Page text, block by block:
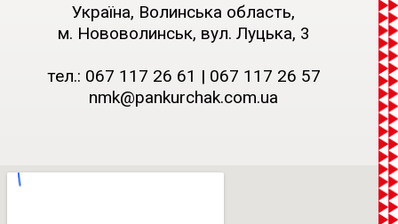
Україна, Волинська область,
м. Нововолинськ, вул. Луцька, 3
тел.: 067 117 26 61 | 067 117 26 57
nmk@pankurchak.com.ua